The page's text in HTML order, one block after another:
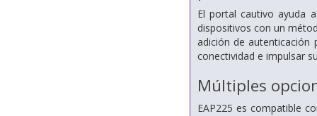
El portal cautivo ayuda
dispositivos con un
adición de autenticación
conectividad e impulsar
Múltiples
EAP225 es compatible